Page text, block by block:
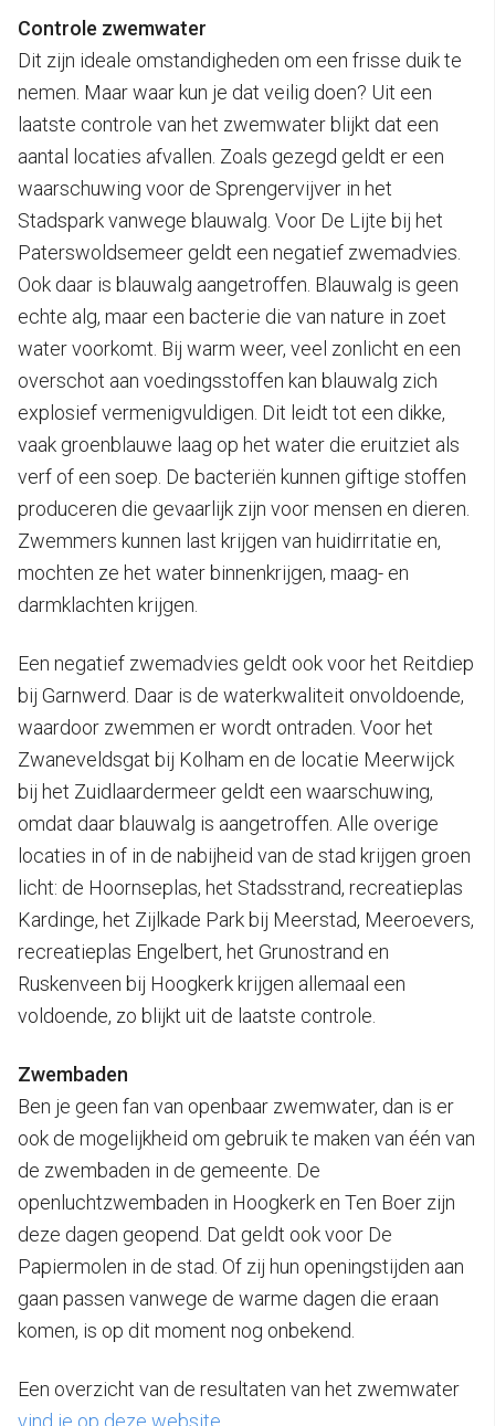
Controle zwemwater
Dit zijn ideale omstandigheden om een frisse duik te
nemen. Maar waar kun je dat veilig doen? Uit een
laatste controle van het zwemwater blijkt dat een
aantal locaties afvallen. Zoals gezegd geldt er een
waarschuwing voor de Sprengervijver in het
Stadspark vanwege blauwalg. Voor De Lijte bij het
Paterswoldsemeer geldt een negatief zwemadvies.
Ook daar is blauwalg aangetroffen. Blauwalg is geen
echte alg, maar een bacterie die van nature in zoet
water voorkomt. Bij warm weer, veel zonlicht en een
overschot aan voedingsstoffen kan blauwalg zich
explosief vermenigvuldigen. Dit leidt tot een dikke,
vaak groenblauwe laag op het water die eruitziet als
verf of een soep. De bacteriën kunnen giftige stoffen
produceren die gevaarlijk zijn voor mensen en dieren.
Zwemmers kunnen last krijgen van huidirritatie en,
mochten ze het water binnenkrijgen, maag- en
darmklachten krijgen.
Een negatief zwemadvies geldt ook voor het Reitdiep
bij Garnwerd. Daar is de waterkwaliteit onvoldoende,
waardoor zwemmen er wordt ontraden. Voor het
Zwaneveldsgat bij Kolham en de locatie Meerwijck
bij het Zuidlaardermeer geldt een waarschuwing,
omdat daar blauwalg is aangetroffen. Alle overige
locaties in of in de nabijheid van de stad krijgen groen
licht: de Hoornseplas, het Stadsstrand, recreatieplas
Kardinge, het Zijlkade Park bij Meerstad, Meeroevers,
recreatieplas Engelbert, het Grunostrand en
Ruskenveen bij Hoogkerk krijgen allemaal een
voldoende, zo blijkt uit de laatste controle.
Zwembaden
Ben je geen fan van openbaar zwemwater, dan is er
ook de mogelijkheid om gebruik te maken van één van
de zwembaden in de gemeente. De
openluchtzwembaden in Hoogkerk en Ten Boer zijn
deze dagen geopend. Dat geldt ook voor De
Papiermolen in de stad. Of zij hun openingstijden aan
gaan passen vanwege de warme dagen die eraan
komen, is op dit moment nog onbekend.
Een overzicht van de resultaten van het zwemwater
vind je op deze website